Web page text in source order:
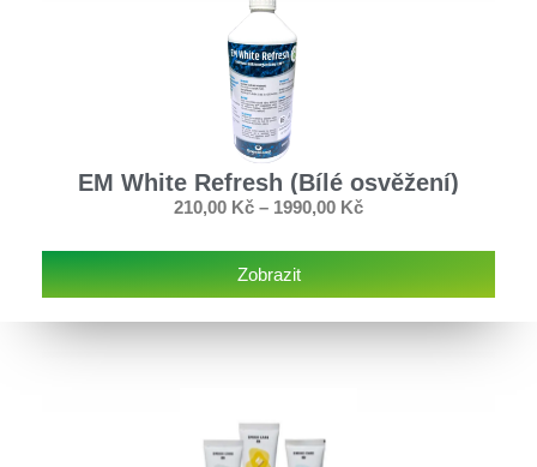
EM White Refresh (Bílé osvěžení)
210,00 Kč – 1990,00 Kč
Zobrazit